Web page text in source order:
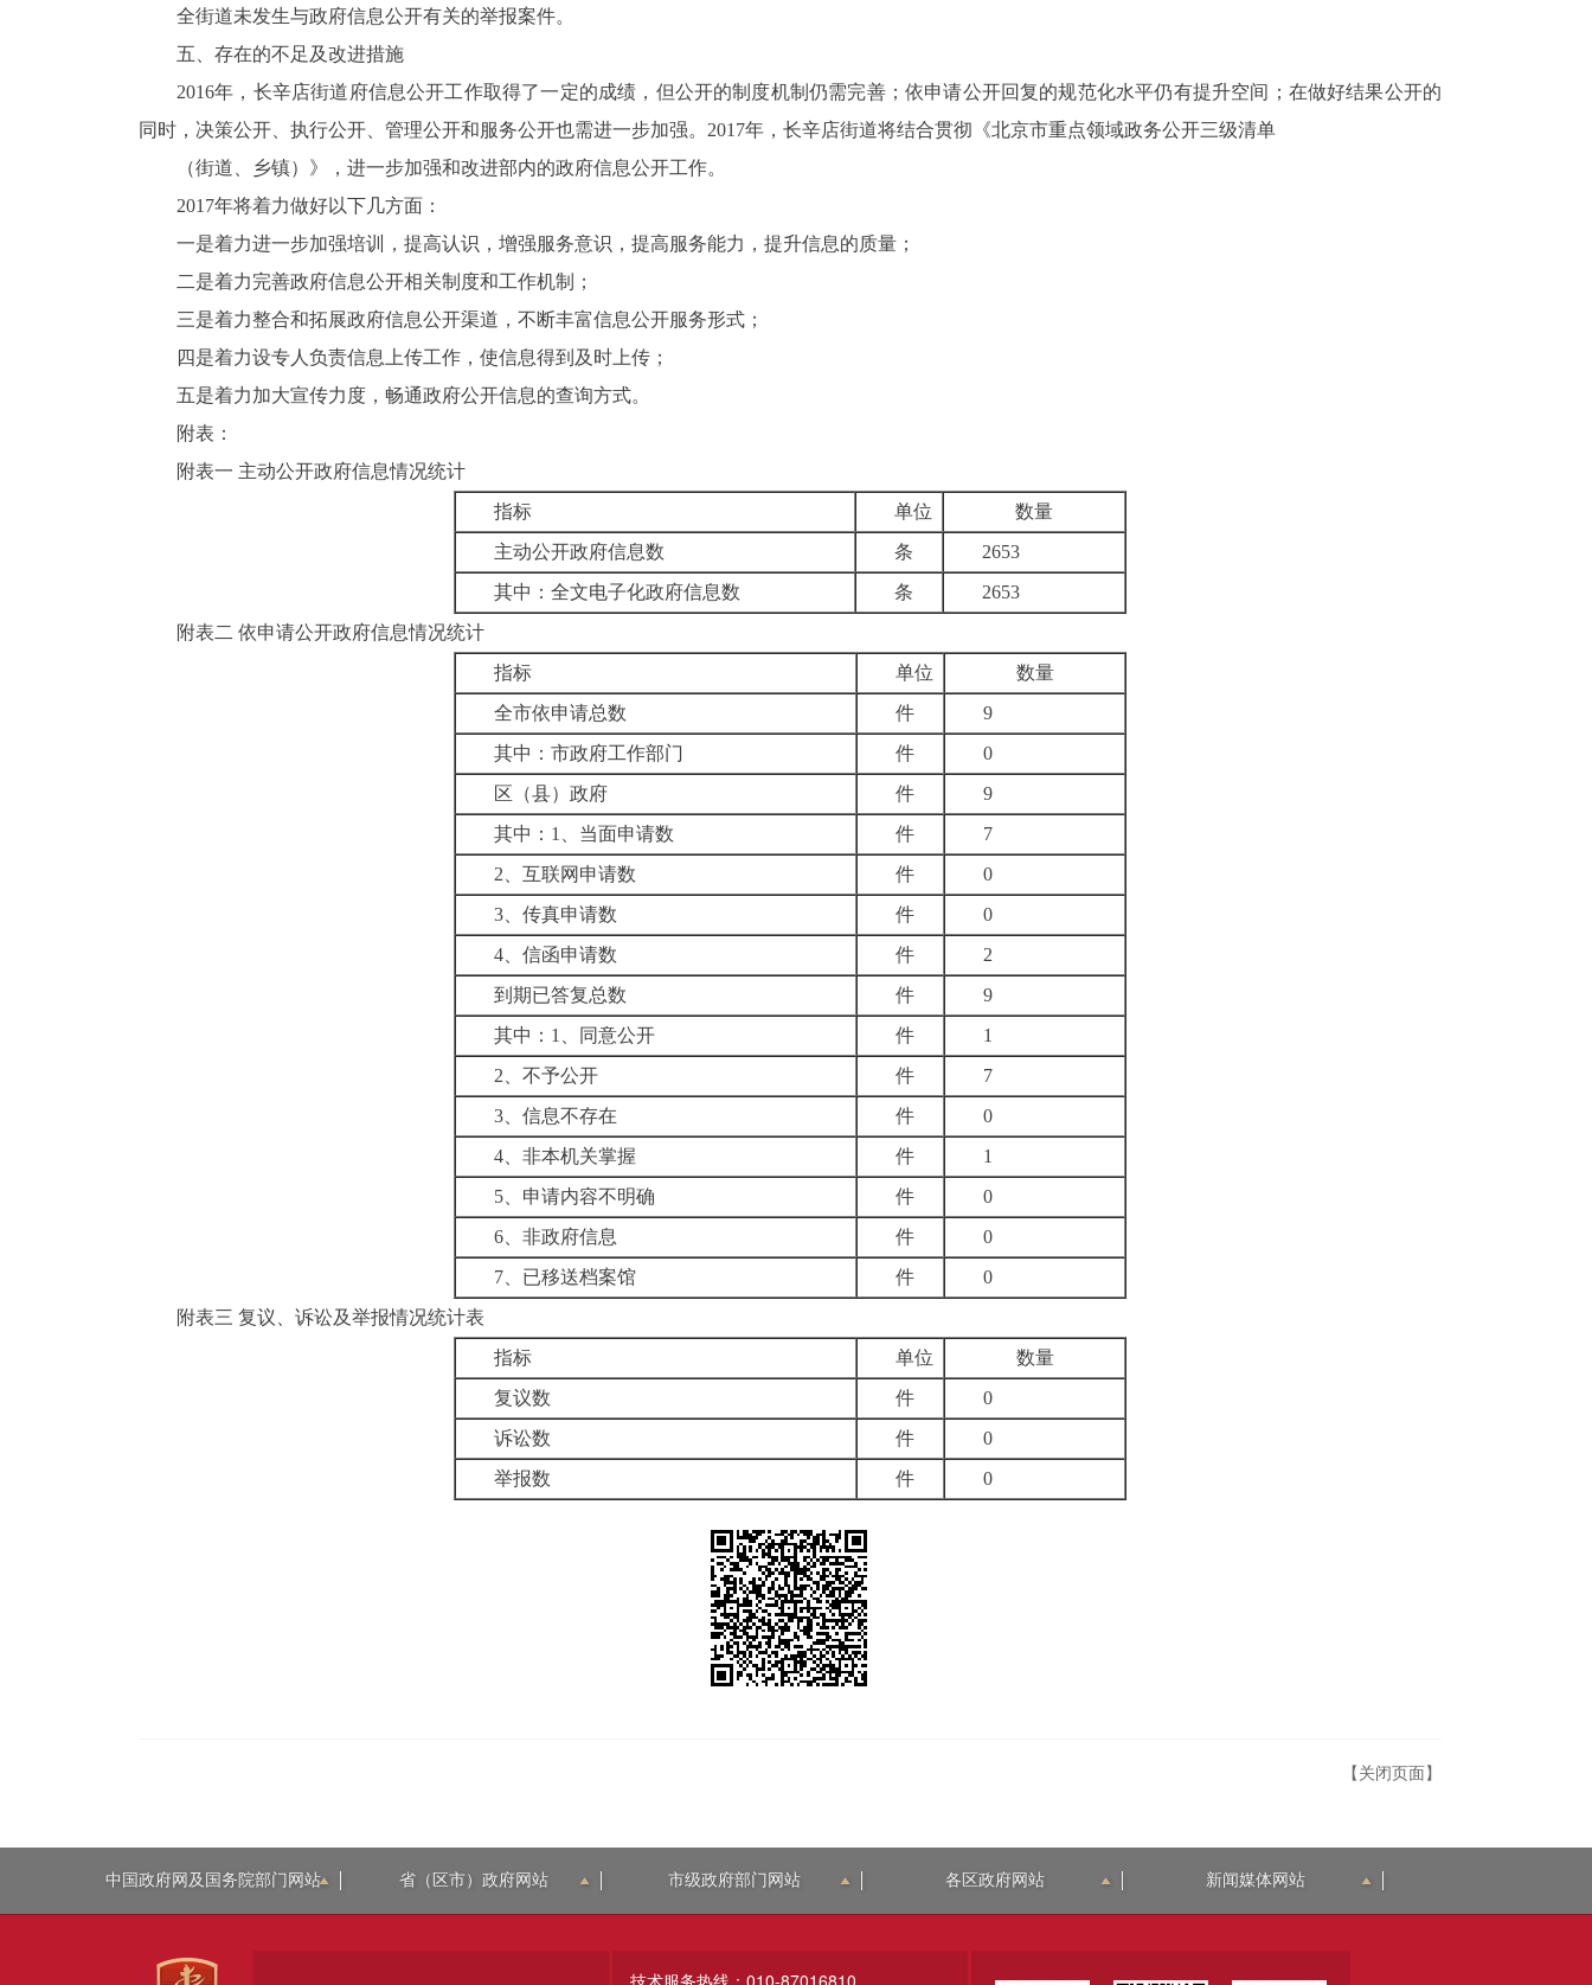
全街道未发生与政府信息公开有关的举报案件。
五、存在的不足及改进措施
2016年，长辛店街道府信息公开工作取得了一定的成绩，但公开的制度机制仍需完善；依申请公开回复的规范化水平仍有提升空间；在做好结果公开的
同时，决策公开、执行公开、管理公开和服务公开也需进一步加强。 2017年，长辛店街道将结合贯彻《北京市重点领域政务公开三级清单
（街道、乡镇）》，进一步加强和改进部内的政府信息公开工作。
2017年将着力做好以下几方面：
一是着力进一步加强培训，提高认识，增强服务意识，提高服务能力，提升信息的质量；
二是着力完善政府信息公开相关制度和工作机制；
三是着力整合和拓展政府信息公开渠道，不断丰富信息公开服务形式；
四是着力设专人负责信息上传工作，使信息得到及时上传；
五是着力加大宣传力度，畅通政府公开信息的查询方式。
附表：
附表一 主动公开政府信息情况统计
指标
单位
数量
主动公开政府信息数
条
2653
其中：全文电子化政府信息数
条
2653
附表二 依申请公开政府信息情况统计
指标
单位
数量
全市依申请总数
件
9
其中：市政府工作部门
件
0
区（县）政府
件
9
其中： 1 、当面申请数 件
7
2 、互联网申请数 件
0
3 、传真申请数 件
0
4 、信函申请数 件
2
到期已答复总数
件
9
其中： 1 、同意公开 件
1
2 、不予公开 件
7
3 、信息不存在 件
0
4 、非本机关掌握 件
1
5 、申请内容不明确 件
0
6 、非政府信息 件
0
7 、已移送档案馆 件
0
附表三 复议、诉讼及举报情况统计表
指标
单位
数量
复议数
件
0
诉讼数
件
0
举报数
件 0
【关闭页面】
中国政府网及国务院部门网站 省（区市）政府网站 市级政府部门网站 各区政府网站 新闻媒体网站
技术服务热线：010-87016810